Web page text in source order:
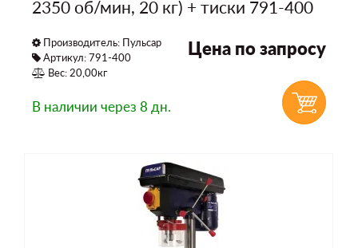
2350 об/мин, 20 кг) + тиски 791-400
Производитель: Пульсар
Артикул: 791-400
Вес: 20,00кг
Цена по запросу
В наличии через 8 дн.